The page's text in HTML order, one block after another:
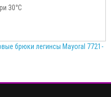
30°С
брюки легинсы Mayoral 7721-